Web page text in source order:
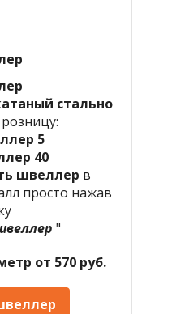
стально
5
40
швеллер в
просто нажав
"
от 570 руб.